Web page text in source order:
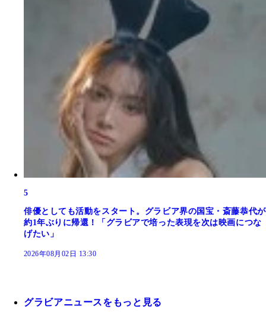
5
俳優としても活動をスタート。グラビア界の国宝・斎藤恭代が
約1年ぶりに帰還！「グラビアで培った表現を次は映画につな
げたい」
2026年08月02日 13:30
グラビアニュースをもっと見る